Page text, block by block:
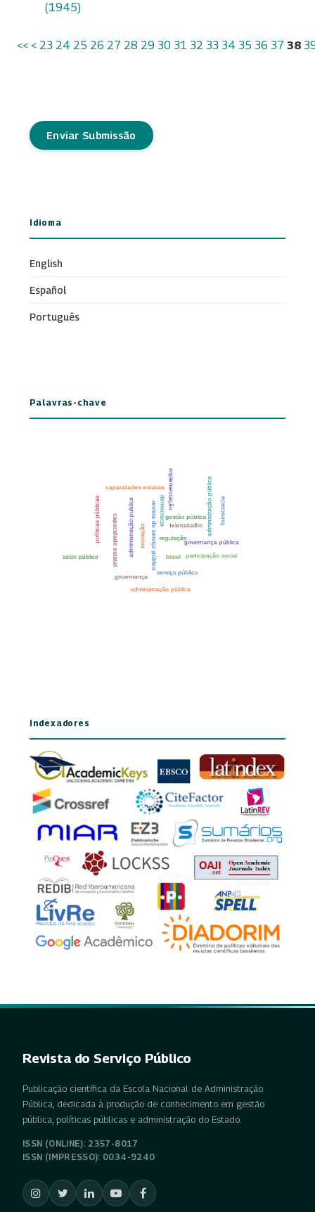
(1945)
<< < 23 24 25 26 27 28 29 30 31 32 33 34 35 36 37 38
Enviar Submissão
Idioma
English
Español
Português
Palavras-chave
Indexadores
Revista do Serviço Público
Publicação científica da Escola Nacional de Administração
Pública, dedicada à produção de conhecimento em gestão
pública, políticas públicas e administração do Estado.
ISSN (ONLINE): 2357-8017
ISSN (IMPRESSO): 0034-9240